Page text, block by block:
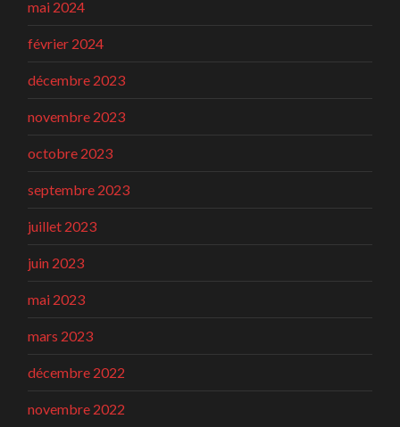
mai 2024
février 2024
décembre 2023
novembre 2023
octobre 2023
septembre 2023
juillet 2023
juin 2023
mai 2023
mars 2023
décembre 2022
novembre 2022